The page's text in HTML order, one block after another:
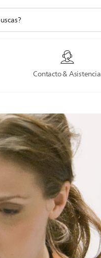
Contacto & Asistencia